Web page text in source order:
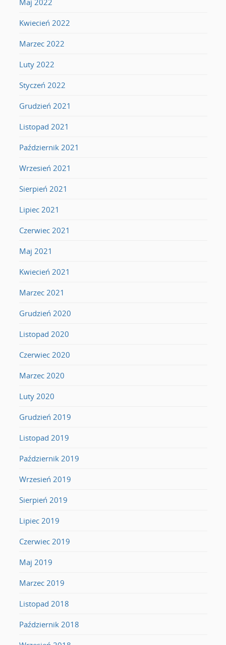
Maj 2022
Kwiecień 2022
Marzec 2022
Luty 2022
Styczeń 2022
Grudzień 2021
Listopad 2021
Październik 2021
Wrzesień 2021
Sierpień 2021
Lipiec 2021
Czerwiec 2021
Maj 2021
Kwiecień 2021
Marzec 2021
Grudzień 2020
Listopad 2020
Czerwiec 2020
Marzec 2020
Luty 2020
Grudzień 2019
Listopad 2019
Październik 2019
Wrzesień 2019
Sierpień 2019
Lipiec 2019
Czerwiec 2019
Maj 2019
Marzec 2019
Listopad 2018
Październik 2018